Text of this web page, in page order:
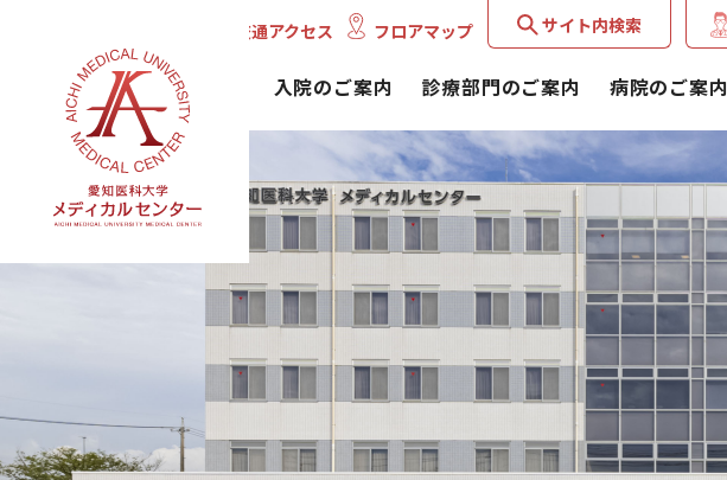
交通アクセス フロアマップ サイト内検索
外来のご案内 入院のご案内 診療部門のご案内 病院のご案内